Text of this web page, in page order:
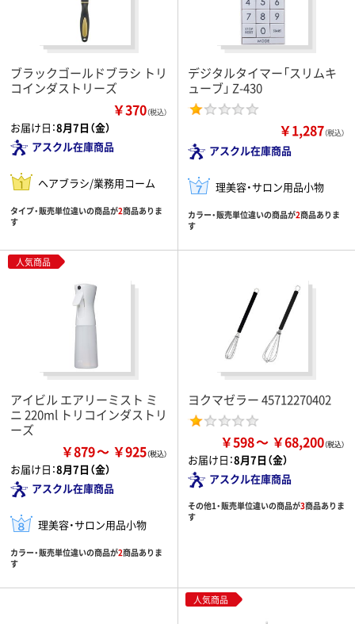
ブラックゴールドブラシ トリ
コインダストリーズ
￥370（税込）
お届け日：8月7日（金）
アスクル在庫商品
ヘアブラシ/業務用コーム
タイプ・販売単位違いの商品が2商品ありま
す
デジタルタイマー「スリムキ
ューブ」 Z-430
￥1,287（税込）
アスクル在庫商品
理美容・サロン用品小物
カラー・販売単位違いの商品が2商品ありま
す
人気商品
アイビル エアリーミスト ミ
ニ 220ml トリコインダストリ
ーズ
￥879 ￥925
お届け日：8月7日（金）
アスクル在庫商品
理美容・サロン用品小物
カラー・販売単位違いの商品が2商品ありま
す
ヨクマゼラー 45712270402
￥598 ￥68,200
お届け日：8月7日（金）
アスクル在庫商品
その他1・販売単位違いの商品が3商品ありま
す
人気商品